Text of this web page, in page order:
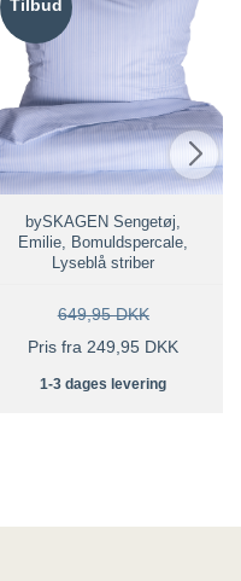
Tilbud
bySKAGEN Sengetøj,
Emilie, Bomuldspercale,
Lyseblå striber
649,95 DKK
Pris fra 249,95 DKK
1-3 dages levering